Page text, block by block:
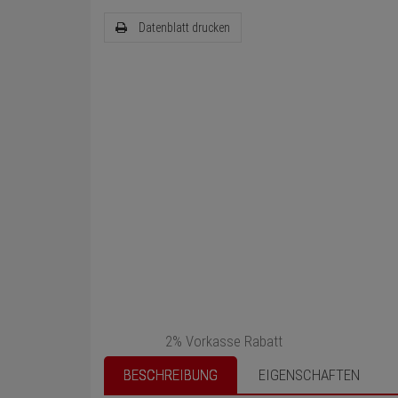
Datenblatt drucken
2% Vorkasse Rabatt
BESCHREIBUNG
EIGENSCHAFTEN